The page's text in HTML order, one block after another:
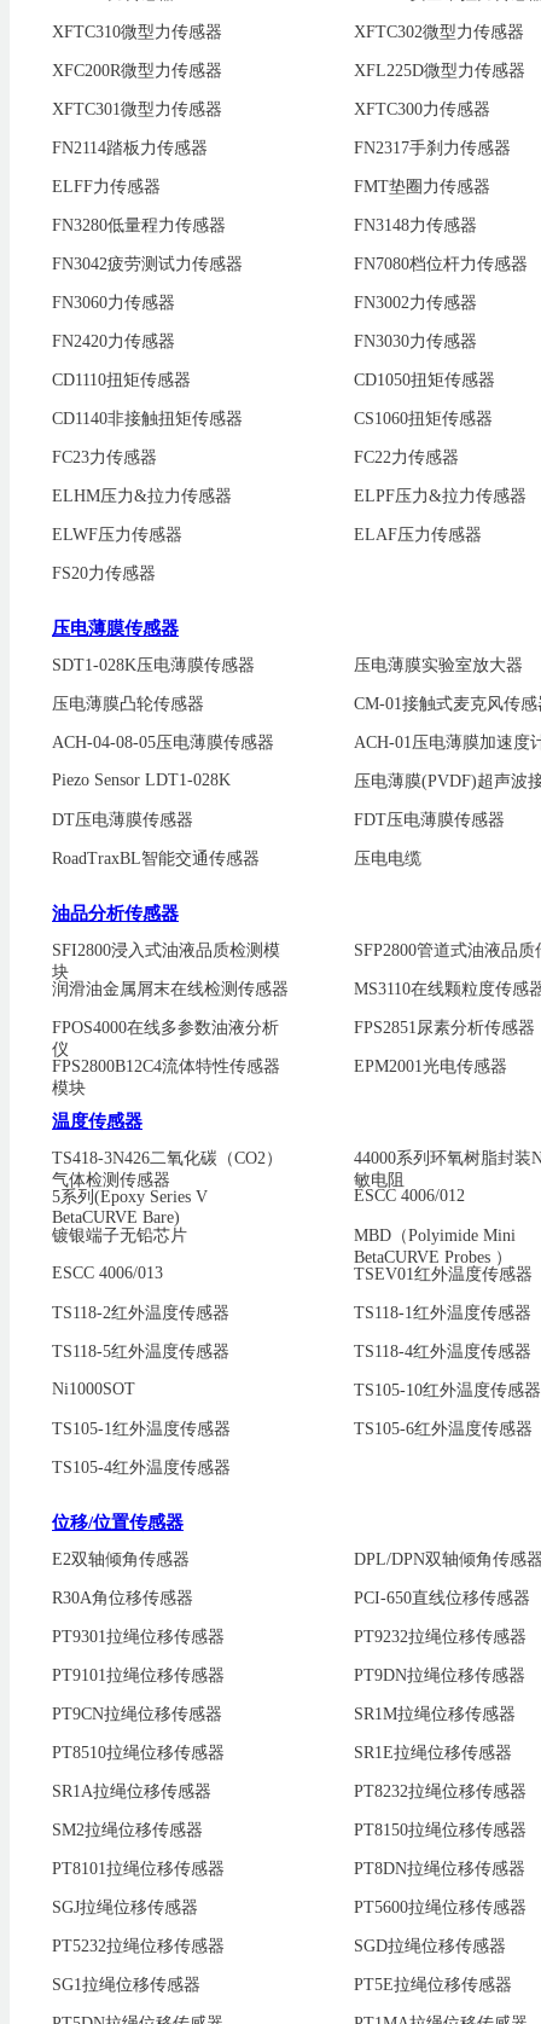
XFTC310微型力传感器 XFTC302微型力传感器
XFC200R微型力传感器 XFL225D微型力传感器
XFTC301微型力传感器 XFTC300力传感器
FN2114踏板力传感器 FN2317手刹力传感器
ELFF力传感器 FMT垫圈力传感器
FN3280低量程力传感器 FN3148力传感器
FN3042疲劳测试力传感器 FN7080档位杆力传感器
FN3060力传感器 FN3002力传感器
FN2420力传感器 FN3030力传感器
CD1110扭矩传感器 CD1050扭矩传感器
CD1140非接触扭矩传感器 CS1060扭矩传感器
FC23力传感器 FC22力传感器
ELHM压力&拉力传感器 ELPF压力&拉力传感器
ELWF压力传感器 ELAF压力传感器
FS20力传感器
压电薄膜传感器
SDT1-028K压电薄膜传感器 压电薄膜实验室放大器
压电薄膜凸轮传感器 CM-01接触式麦克风传感
ACH-04-08-05压电薄膜传感器 ACH-01压电薄膜加速度
Piezo Sensor LDT1-028K 压电薄膜(PVDF)超声波
DT压电薄膜传感器 FDT压电薄膜传感器
RoadTraxBL智能交通传感器 压电电缆
油品分析传感器
SFI2800浸入式油液品质检测模
块
SFP2800管道式油液品质
润滑油金属屑末在线检测传感器 MS3110在线颗粒度传感
FPOS4000在线多参数油液分析
仪
FPS2851尿素分析传感器
FPS2800B12C4流体特性传感器
模块
EPM2001光电传感器
温度传感器
TS418-3N426二氧化碳（CO2）
气体检测传感器
44000系列环氧树脂封装
敏电阻
5系列(Epoxy Series V
BetaCURVE Bare)
ESCC 4006/012
镀银端子无铅芯片
MBD（Polyimide Mini
BetaCURVE Probes ）
ESCC 4006/013
TSEV01红外温度传感器
TS118-2红外温度传感器 TS118-1红外温度传感器
TS118-5红外温度传感器 TS118-4红外温度传感器
Ni1000SOT TS105-10红外温度传感器
TS105-1红外温度传感器 TS105-6红外温度传感器
TS105-4红外温度传感器
位移/位置传感器
E2双轴倾角传感器 DPL/DPN双轴倾角传感
R30A角位移传感器 PCI-650直线位移传感器
PT9301拉绳位移传感器 PT9232拉绳位移传感器
PT9101拉绳位移传感器 PT9DN拉绳位移传感器
PT9CN拉绳位移传感器 SR1M拉绳位移传感器
PT8510拉绳位移传感器 SR1E拉绳位移传感器
SR1A拉绳位移传感器 PT8232拉绳位移传感器
SM2拉绳位移传感器 PT8150拉绳位移传感器
PT8101拉绳位移传感器 PT8DN拉绳位移传感器
SGJ拉绳位移传感器 PT5600拉绳位移传感器
PT5232拉绳位移传感器 SGD拉绳位移传感器
SG1拉绳位移传感器 PT5E拉绳位移传感器